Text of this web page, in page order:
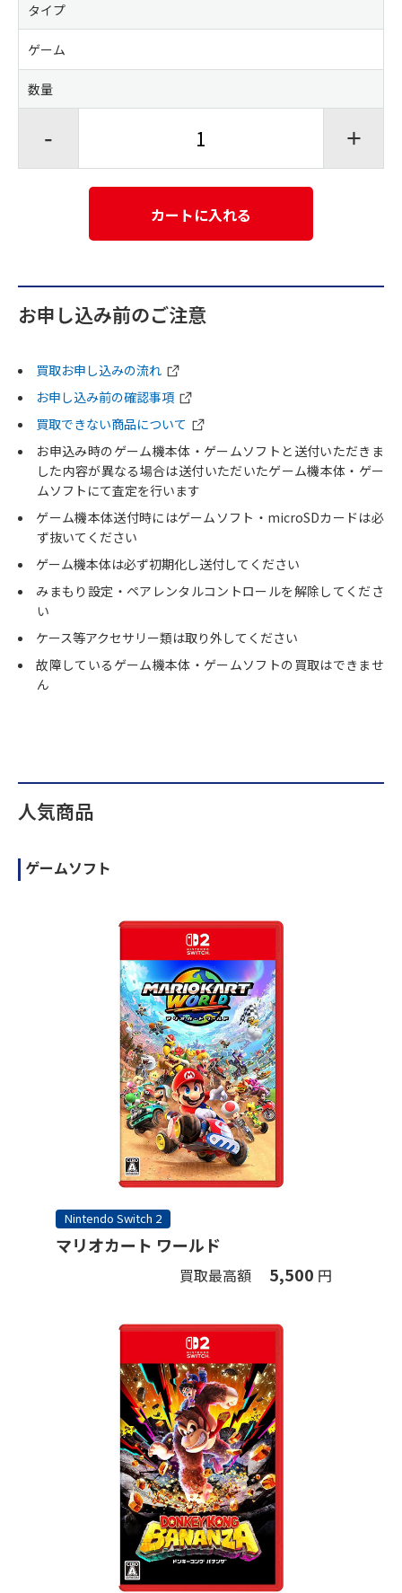
タイプ
ゲーム
数量
- +
カートに入れる
お申し込み前のご注意
買取お申し込みの流れ
お申し込み前の確認事項
買取できない商品について
お申込み時のゲーム機本体・ゲームソフトと送付いただきま
した内容が異なる場合は送付いただいたゲーム機本体・ゲー
ムソフトにて査定を行います
ゲーム機本体送付時にはゲームソフト・microSDカードは必
ず抜いてください
ゲーム機本体は必ず初期化し送付してください
みまもり設定・ペアレンタルコントロールを解除してくださ
い
ケース等アクセサリー類は取り外してください
故障しているゲーム機本体・ゲームソフトの買取はできませ
ん
人気商品
ゲームソフト
Nintendo Switch 2
マリオカート ワールド
買取最高額 5,500 円